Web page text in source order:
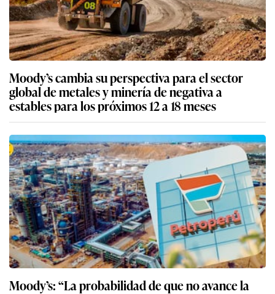
Moody’s cambia su perspectiva para el sector
global de metales y minería de negativa a
estables para los próximos 12 a 18 meses
Moody’s: “La probabilidad de que no avance la